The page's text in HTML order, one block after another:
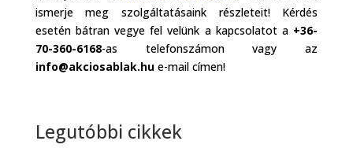
ismerje meg szolgáltatásaink részleteit! Kérdés
esetén bátran vegye fel velünk a kapcsolatot a +36-
70-360-6168-as telefonszámon vagy az
info@akciosablak.hue-mail címen!
Legutóbbi cikkek